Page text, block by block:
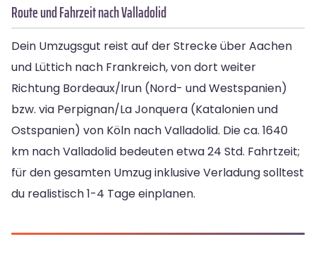
Route und Fahrzeit nach Valladolid
Dein Umzugsgut reist auf der Strecke über Aachen
und Lüttich nach Frankreich, von dort weiter
Richtung Bordeaux/Irun (Nord- und Westspanien)
bzw. via Perpignan/La Jonquera (Katalonien und
Ostspanien) von Köln nach Valladolid. Die ca. 1640
km nach Valladolid bedeuten etwa 24 Std. Fahrtzeit;
für den gesamten Umzug inklusive Verladung solltest
du realistisch 1-4 Tage einplanen.